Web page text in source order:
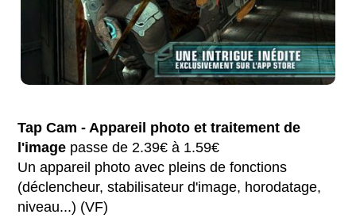
Tap Cam - Appareil photo et traitement de
l'image passe de 2.39€ à 1.59€
Un appareil photo avec pleins de fonctions
(déclencheur, stabilisateur d'image, horodatage,
niveau...) (VF)